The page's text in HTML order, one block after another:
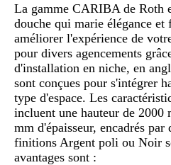
La gamme CARIBA de Roth
douche qui marie élégance
améliorer l'expérience de
pour divers agencements
d'installation en niche, en
sont conçues pour s'intégrer
type d'espace. Les
incluent une hauteur de 2000
mm d'épaisseur, encadrés
finitions Argent poli ou Noir
avantages sont :